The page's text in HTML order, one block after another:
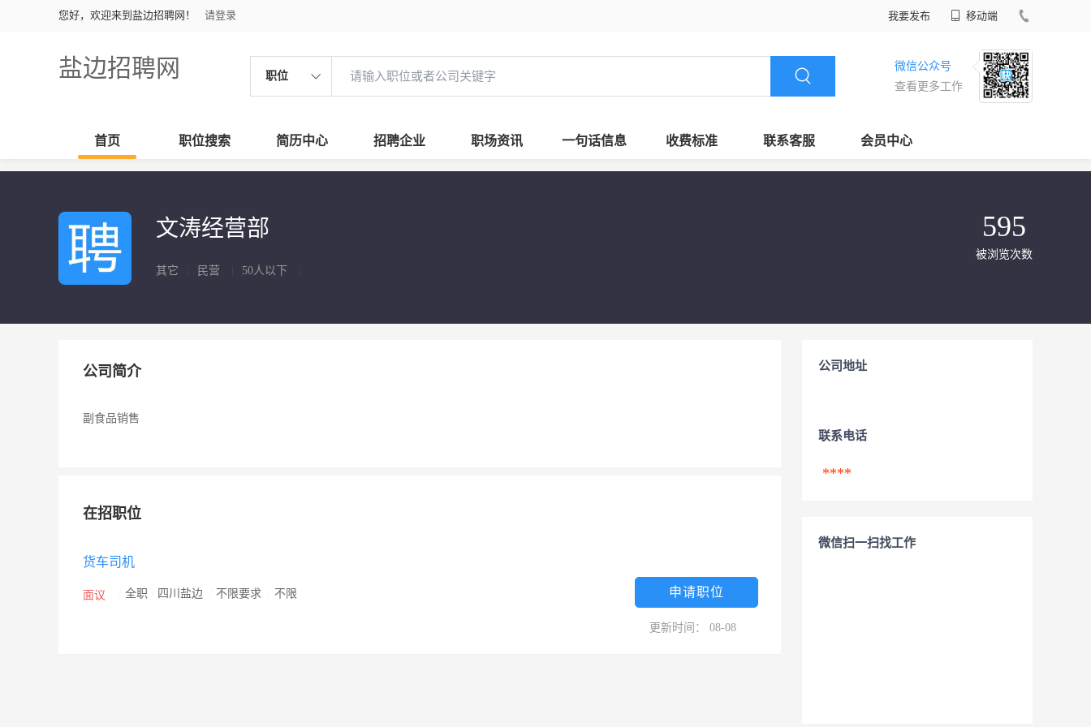
您好，欢迎来到盐边招聘网！ 请登录 我要发布 移动端
盐边招聘网 职位
微信公众号
查看更多工作
首页 职位搜索 简历中心 招聘企业 职场资讯 一句话信息 收费标准 联系客服 会员中心
文涛经营部
其它 民营 50人以下
595
被浏览次数
公司简介
副食品销售
在招职位
货车司机
面议 全职 四川盐边 不限要求 不限 申请职位
更新时间： 08-08
公司地址
联系电话
****
微信扫一扫找工作